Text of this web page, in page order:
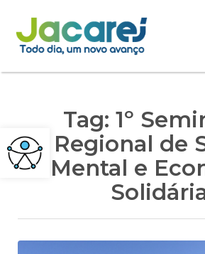
Pular
para
o
Tag: 1º
Regional de
Mental e